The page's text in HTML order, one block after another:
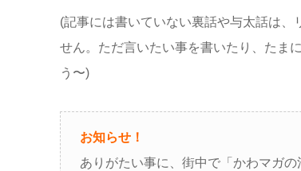
(記事には書いていない裏話や与太話は、
せん。ただ言いたい事を書いたり、たま
う〜)
お知らせ！
ありがたい事に、街中で「かわマガ